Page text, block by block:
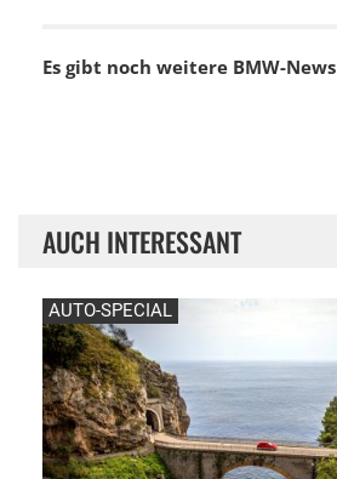
Es gibt noch weitere BMW-News
AUCH INTERESSANT
AUTO-SPECIAL